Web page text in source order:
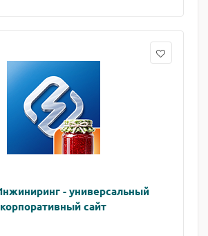
- универсальный
корпоративный сайт